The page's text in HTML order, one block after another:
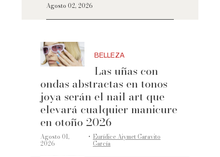
Agosto 02, 2026
BELLEZA
Las uñas con
ondas abstractas en tonos
joya serán el nail art que
elevará cualquier manicure
en otoño 2026
Agosto 01,
2026 ·Eurídice Aiymet Garavito
García